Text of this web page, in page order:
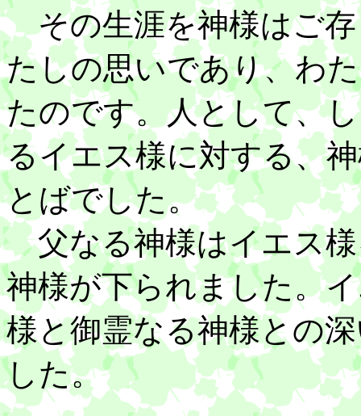
その生涯を神様はご存
たしの思いであり、わ
たのです。人として、
るイエス様に対する、
とばでした。
父なる神様はイエス様
神様が下られました。
様と御霊なる神様との
した。